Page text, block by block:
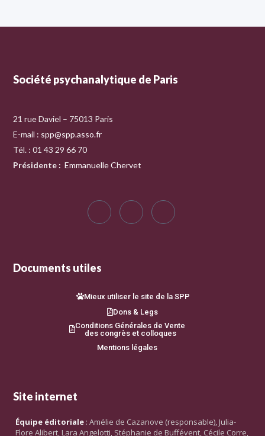
Société psychanalytique de Paris
21 rue Daviel – 75013 Paris
E-mail : spp@spp.asso.fr
Tél. : 01 43 29 66 70
Présidente : Emmanuelle Chervet
Documents utiles
Mieux utiliser le site de la SPP
Dons & Legs
Conditions Générales de Vente
des congrès et colloques
Mentions légales
Site internet
Équipe éditoriale : Amélie de Cazanove (responsable), Julia-
Flore Alibert, Lara Angelotti, Stéphanie de Buffévent, Cécile Corre,